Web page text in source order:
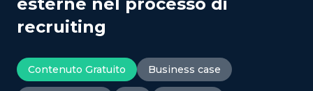
recruiting
Contenuto Gratuito Business case